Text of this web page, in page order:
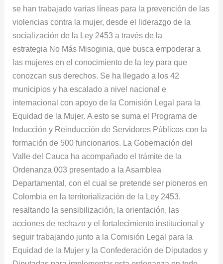
se han trabajado varias líneas para la prevención de las
violencias contra la mujer, desde el liderazgo de la
socialización de la Ley 2453 a través de la
estrategia No Más Misoginia, que busca empoderar a
las mujeres en el conocimiento de la ley para que
conozcan sus derechos. Se ha llegado a los 42
municipios y ha escalado a nivel nacional e
internacional con apoyo de la Comisión Legal para la
Equidad de la Mujer. A esto se suma el Programa de
Inducción y Reinducción de Servidores Públicos con la
formación de 500 funcionarios. La Gobernación del
Valle del Cauca ha acompañado el trámite de la
Ordenanza 003 presentado a la Asamblea
Departamental, con el cual se pretende ser pioneros en
Colombia en la territorialización de la Ley 2453,
resaltando la sensibilización, la orientación, las
acciones de rechazo y el fortalecimiento institucional y
seguir trabajando junto a la Comisión Legal para la
Equidad de la Mujer y la Confederación de Diputados y